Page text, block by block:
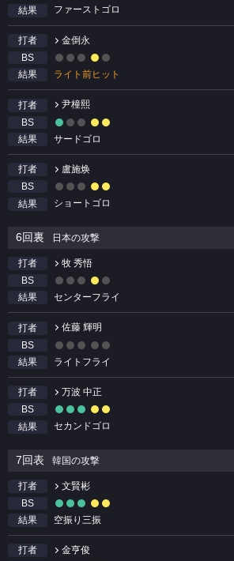
結果
ファーストゴロ
打者
金倒永
BS
結果
ライト前ヒット
打者
尹橦熙
BS
結果
サードゴロ
打者
盧施焕
BS
結果
ショートゴロ
6回裏 日本の攻撃
打者
牧 秀悟
BS
結果
センターフライ
打者
佐藤 輝明
BS
結果
ライトフライ
打者
万波 中正
BS
結果
セカンドゴロ
7回表 韓国の攻撃
打者
文賢彬
BS
結果
空振り三振
打者
金亨俊